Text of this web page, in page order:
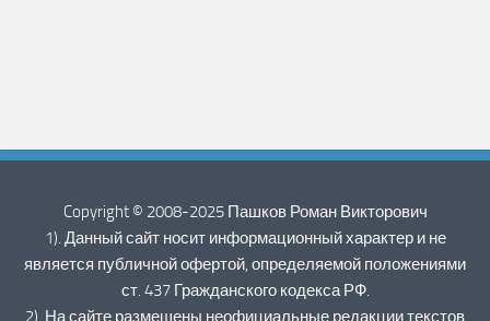
Copyright © 2008-2025 Пашков Роман Викторович
1). Данный сайт носит информационный характер и не
является публичной офертой, определяемой положениями
ст. 437 Гражданского кодекса РФ.
2). На сайте размещены неофициальные редакции текстов